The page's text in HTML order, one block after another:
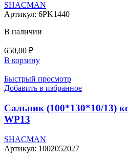
SHACMAN
Артикул: 6PK1440
В наличии
650,00 ₽
В корзину
Быстрый просмотр
Добавить в избранное
Сальник (100*130*10/13)
WP13
SHACMAN
Артикул: 1002052027